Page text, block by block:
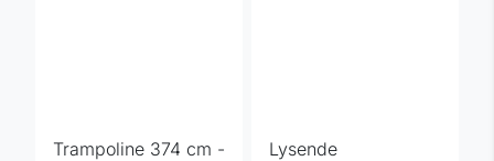
Trampoline 374 cm -
Lysende